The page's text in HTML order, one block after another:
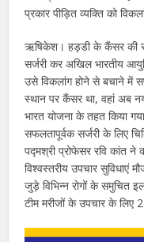
प्रकार पीड़ित व्यक्ति को
ऋषिकेश। हड्डी के कैंसर की
सर्जरी कर अखिल भारतीय
उसे विकलांग होने से बचाने में
स्थान पर कैंसर था, वहां अब
भारत योजना के तहत किया
सफलतापूर्वक सर्जरी के लिए
पद्मश्री प्रोफेसर रवि कांत
विश्वस्तरीय उपचार सुविधाएं
जुड़े विभिन्न रोगों के समुचित
टीम मरीजों के उपचार के लिए